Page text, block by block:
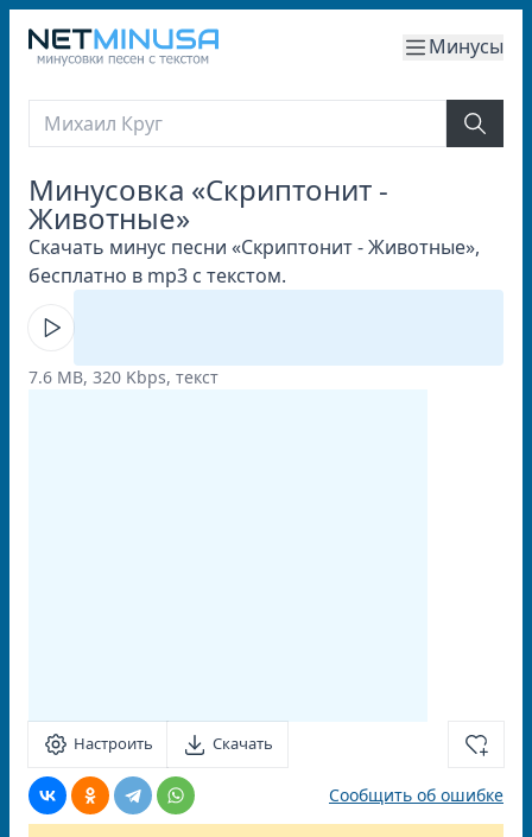
Минусы
Минусовка «Скриптонит -
Животные»
Скачать минус песни «Скриптонит - Животные»,
бесплатно в mp3 с текстом.
7.6 MB, 320 Kbps, текст
Настроить Скачать
Сообщить об ошибке